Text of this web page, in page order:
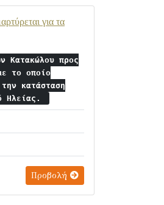
για τα
Κατακώλου προς
το οποίο
κατάσταση
Ηλείας.
Προβολή